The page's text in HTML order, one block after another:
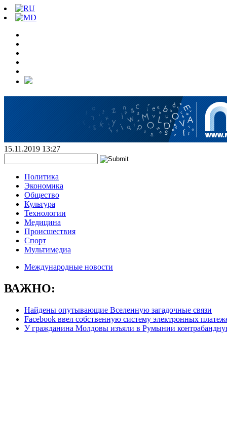
15.11.2019 13:27
Политика
Экономика
Общество
Культура
Технологии
Медицина
Происшествия
Спорт
Мультимедиа
Международные новости
ВАЖНО:
Найдены опутывающие Вселенную загадочные связи
Facebook ввел собственную систему электронных
У гражданина Молдовы изъяли в Румынии